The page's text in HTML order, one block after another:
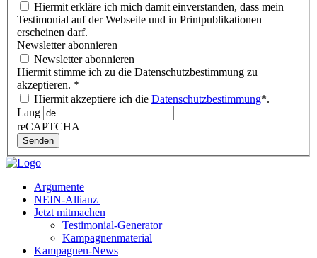
Hiermit erkläre ich mich damit einverstanden, dass mein
Testimonial auf der Webseite und in Printpublikationen
erscheinen darf.
Newsletter abonnieren
Newsletter abonnieren
Hiermit stimme ich zu die Datenschutzbestimmung zu
akzeptieren. *
Hiermit akzeptiere ich die Datenschutzbestimmung*.
Lang
reCAPTCHA
Senden
Argumente
NEIN-Allianz
Jetzt mitmachen
Testimonial-Generator
Kampagnenmaterial
Kampagnen-News